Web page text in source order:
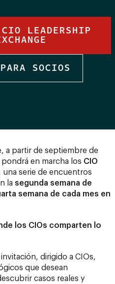
LEADERSHIP
SOCIOS
a partir de septiembre de
pondrá en marcha los CIO
una serie de encuentros
la segunda semana de
semana de cada mes en
los CIOs comparten lo
dirigido a CIOs,
que desean
casos reales y